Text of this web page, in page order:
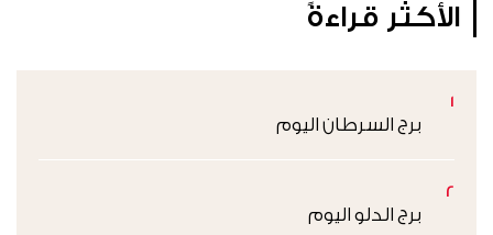
الأكثر قراءةً
1
برج السرطان اليوم
2
برج الدلو اليوم